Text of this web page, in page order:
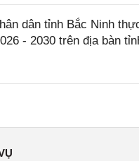
dân tỉnh Bắc Ninh
- 2030 trên địa bàn